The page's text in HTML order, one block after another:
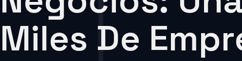
Miles De